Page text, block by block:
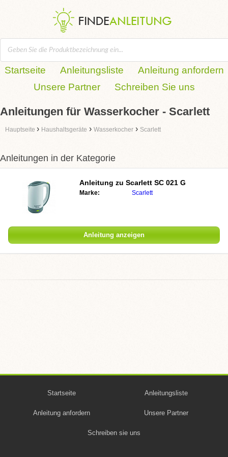
Startseite Anleitungsliste
Anleitung anfordern
Unsere Partner
Schreiben Sie uns
Anleitungen für Wasserkocher - Scarlett
Hauptseite › Haushaltsgeräte › Wasserkocher › Scarlett
Anleitungen in der Kategorie
Anleitung zu Scarlett SC 021 G
Marke: Scarlett
Anleitung anzeigen
Startseite Anleitungsliste
Anleitung anfordern Unsere Partner
Schreiben sie uns